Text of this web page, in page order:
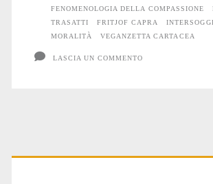
FENOMENOLOGIA DELLA COMPASSIONE
TRASATTI
FRITJOF CAPRA
MORALITÀ
VEGANZETTA CARTACEA
LASCIA UN COMMENTO
Primary